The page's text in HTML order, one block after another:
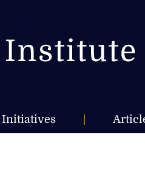
Initiatives